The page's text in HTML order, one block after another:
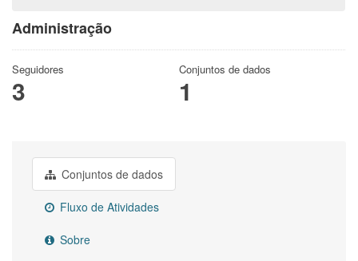
Administração
Seguidores
3
Conjuntos de dados
1
Conjuntos de dados
Fluxo de Atividades
Sobre